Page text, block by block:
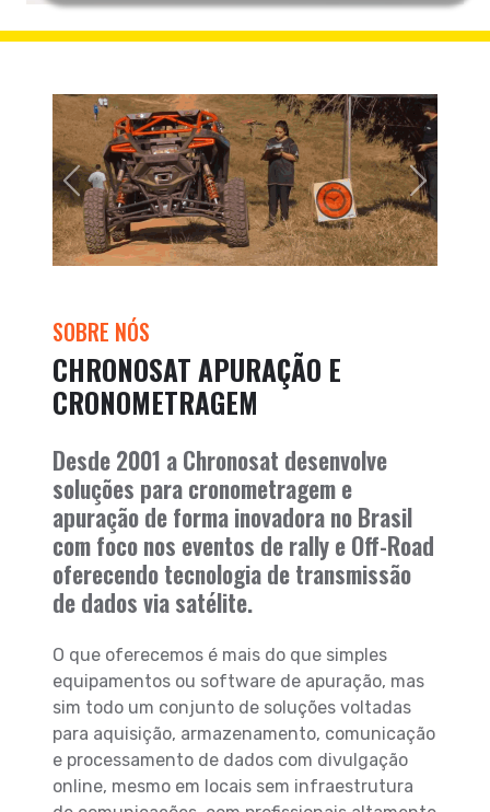
Próximo Anterior
SOBRE NÓS
CHRONOSAT APURAÇÃO E
CRONOMETRAGEM
Desde 2001 a Chronosat desenvolve
soluções para cronometragem e
apuração de forma inovadora no Brasil
com foco nos eventos de rally e Off-Road
oferecendo tecnologia de transmissão
de dados via satélite.
O que oferecemos é mais do que simples
equipamentos ou software de apuração, mas
sim todo um conjunto de soluções voltadas
para aquisição, armazenamento, comunicação
e processamento de dados com divulgação
online, mesmo em locais sem infraestrutura